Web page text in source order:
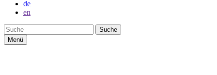
de
en
Suche
Menü